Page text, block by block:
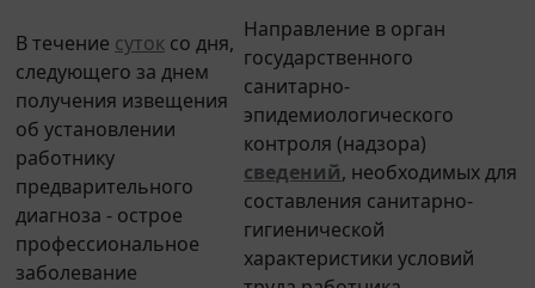
В течение
следующего за днем
получения извещения
об установлении
работнику
предварительного
диагноза - острое
профессиональное
заболевание
Направление в орган
государственного
санитарно-
эпидемиологического
контроля (надзора)
сведений, необходимых для
составления санитарно-
гигиенической
характеристики условий
труда работника